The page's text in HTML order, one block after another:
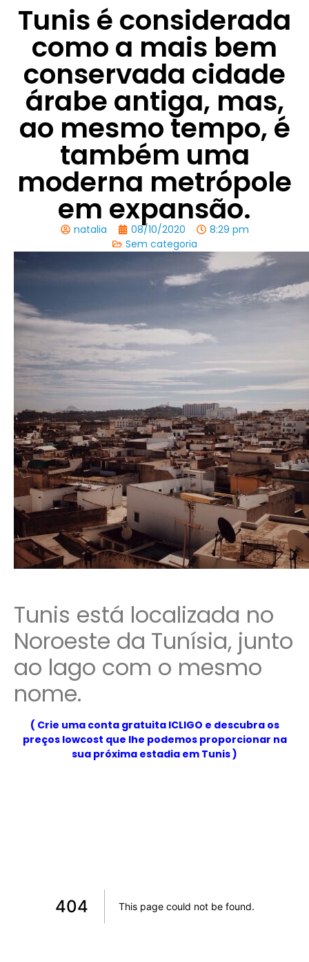
Tunis é considerada
como a mais bem
conservada cidade
árabe antiga, mas,
ao mesmo tempo, é
também uma
moderna metrópole
em expansão.
natalia 08/10/2020
8:29 pm
Sem categoria
Tunis está localizada no
Noroeste da Tunísia, junto
ao lago com o mesmo
nome.
( Crie uma conta gratuita ICLIGO e descubra os
preços lowcost que lhe podemos proporcionar na
sua próxima estadia em Tunis )